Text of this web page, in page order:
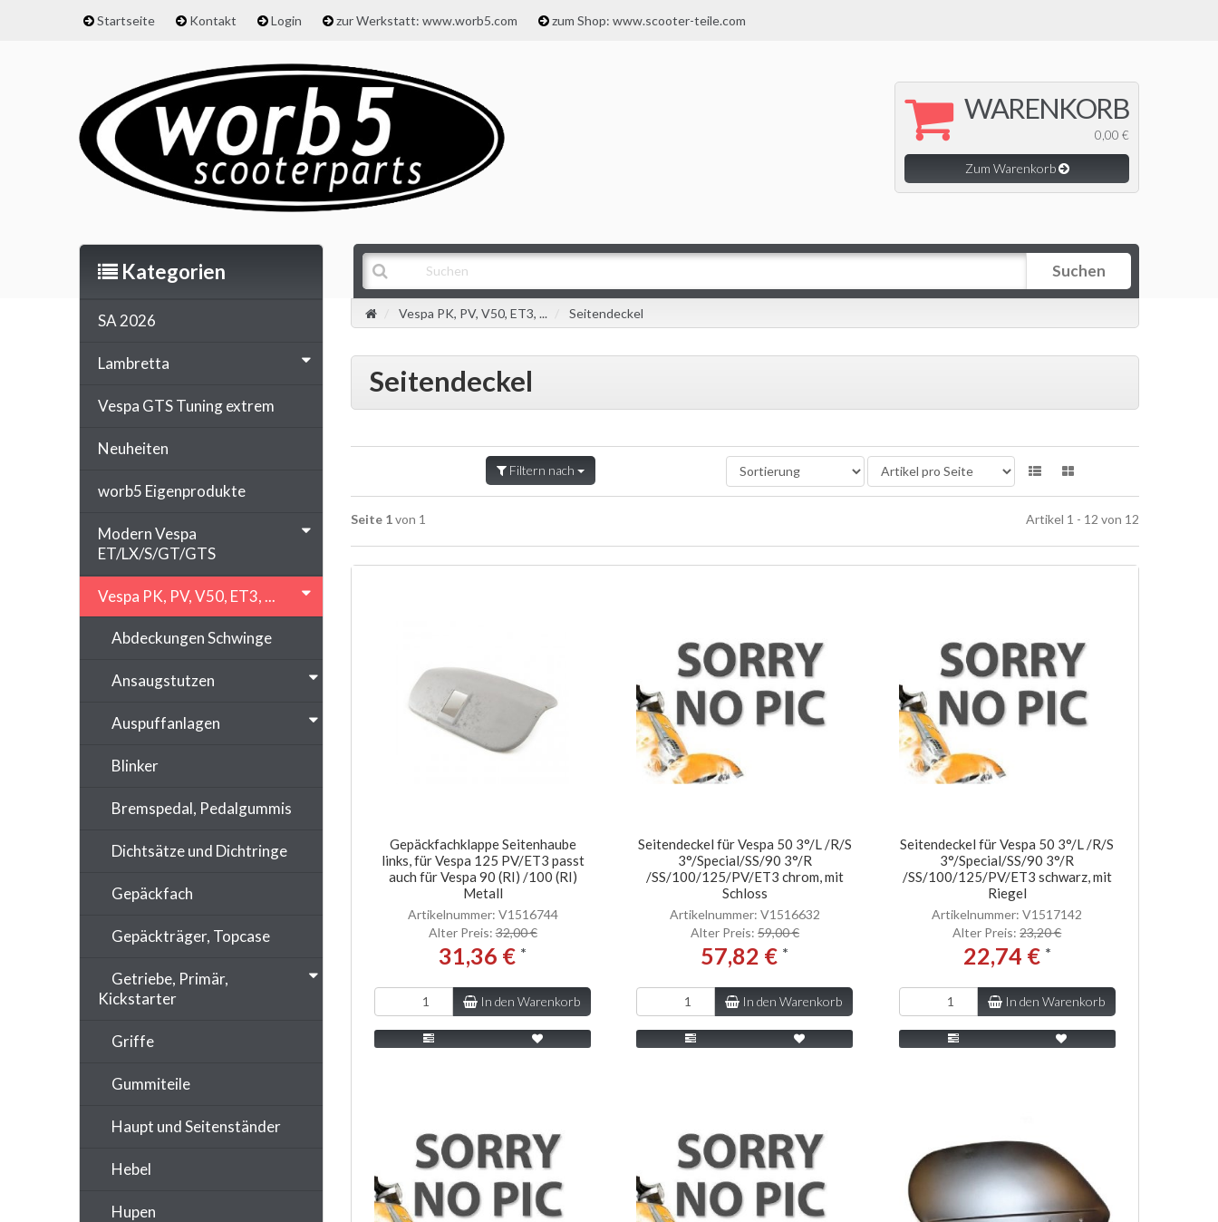
Startseite Kontakt Login zur Werkstatt: www.worb5.com zum Shop: www.scooter-teile.com
WARENKORB
0,00 €
Zum Warenkorb
Suchen
Vespa PK, PV, V50, ET3, ... Seitendeckel
Seitendeckel
Filtern nach
Seite 1von 1 Artikel 1 - 12 von 12
Gepäckfachklappe Seitenhaube
links, für Vespa 125 PV/ET3 passt
auch für Vespa 90 (RI) /100 (RI)
Metall
Artikelnummer: V1516744
Alter Preis:32,00 €
31,36 € *
In den Warenkorb
Seitendeckel für Vespa 50 3°/L /R/S
3°/Special/SS/90 3°/R
/SS/100/125/PV/ET3 chrom, mit
Schloss
Artikelnummer: V1516632
Alter Preis: 59,00 €
57,82 € *
In den Warenkorb
Seitendeckel für Vespa 50 3°/L /R/S
3°/Special/SS/90 3°/R
/SS/100/125/PV/ET3 schwarz, mit
Riegel
Artikelnummer: V1517142
Alter Preis:23,20 €
22,74 € *
In den Warenkorb
Kategorien
SA 2026
Lambretta
Vespa GTS Tuning extrem
Neuheiten
worb5 Eigenprodukte
Modern Vespa
ET/LX/S/GT/GTS
Vespa PK, PV, V50, ET3, ...
Abdeckungen Schwinge
Ansaugstutzen
Auspuffanlagen
Blinker
Bremspedal, Pedalgummis
Dichtsätze und Dichtringe
Gepäckfach
Gepäckträger, Topcase
Getriebe, Primär,
Kickstarter
Griffe
Gummiteile
Haupt und Seitenständer
Hebel
Hupen